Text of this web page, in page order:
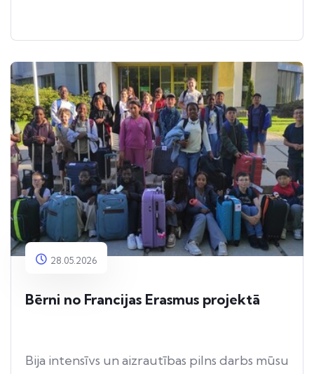
28.05.2026
Bērni no Francijas Erasmus projektā
Bija intensīvs un aizrautības pilns darbs mūsu